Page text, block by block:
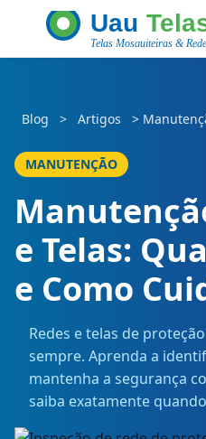
Blog > Artigos >
MANUTENÇÃO
e Telas:
e Como
Redes e telas de
sempre. Aprenda a
mantenha a segurança
saiba exatamente